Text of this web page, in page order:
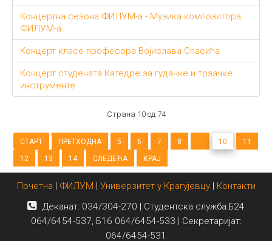
Концертна сезона ФИЛУМ-а - Музика композитора
ФИЛУМ-а
Концерт класе професора Војислава Спасића
Концерт студената Катедре за гудачке и трзачке
инструменте
Страна 10 од 74
СТАРТ ПРЕТХОДНА 5 6 7 8 10
11
12
13 14 СЛЕДЕЋА КРАЈ
Почетна | ФИЛУМ | Универзитет у Крагујевцу| Контакти
Деканат: 034/304-270 | Студентска служба:Б24
064/6454-537, Б16 064/6454-533 | Секретаријат:
064/6454-531